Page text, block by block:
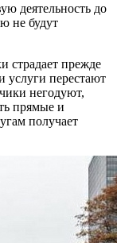
деятельность до
не будут
страдает прежде
услуги перестают
негодуют,
прямые и
получает